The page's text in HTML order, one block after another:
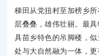
梯田从党扭村至加榜乡
层叠叠，雄伟壮丽。最
具苗乡特色的吊脚楼，
处与大自然融为一体，